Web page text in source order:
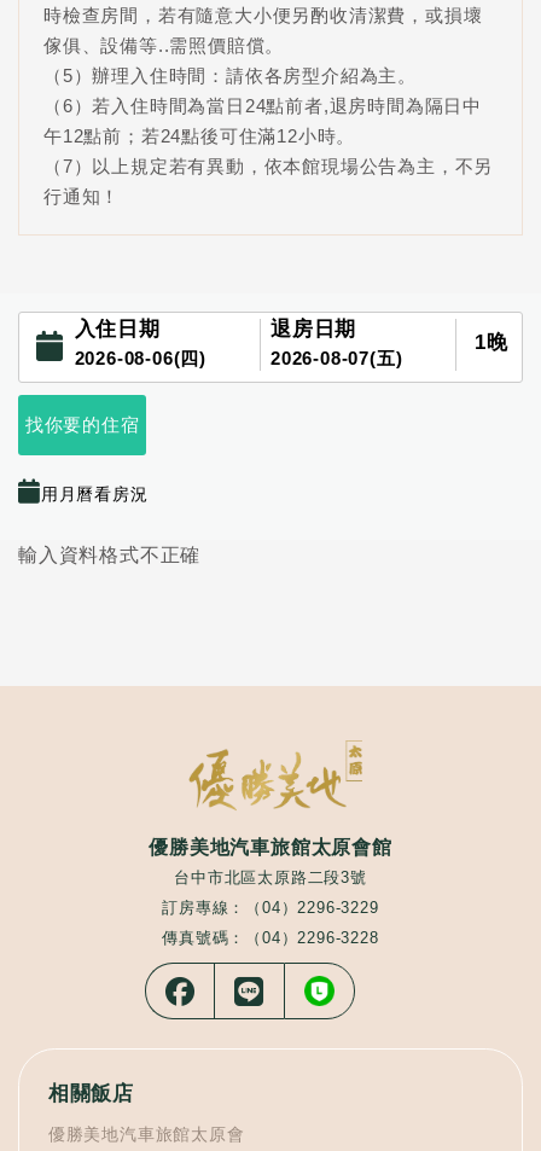
時檢查房間，若有隨意大小便另酌收清潔費，或損壞
傢俱、設備等..需照價賠償。
（5）辦理入住時間：請依各房型介紹為主。
（6）若入住時間為當日24點前者,退房時間為隔日中
午12點前；若24點後可住滿12小時。
（7）以上規定若有異動，依本館現場公告為主，不另
行通知！
入住日期
2026-08-06(四)
退房日期
2026-08-07(五)
1晚
找你要的住宿
用月曆看房況
輸入資料格式不正確
優勝美地汽車旅館太原會館
台中市北區太原路二段3號
訂房專線：（04）2296-3229
傳真號碼：（04）2296-3228
相關飯店
優勝美地汽車旅館太原會